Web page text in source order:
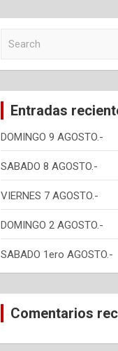
c
Entradas
DOMINGO 9 AGOSTO.-
SABADO 8 AGOSTO.-
VIERNES 7 AGOSTO.-
DOMINGO 2 AGOSTO.-
SABADO 1ero AGOSTO.-
Comentarios